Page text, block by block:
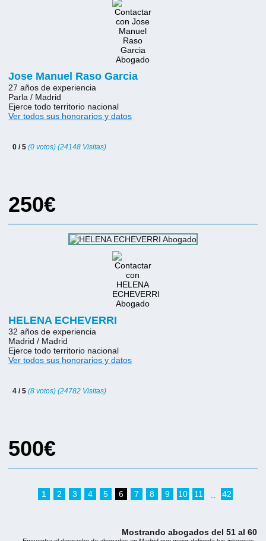
Jose Manuel Raso Garcia
27 años de experiencia
Parla / Madrid
Ejerce todo territorio nacional
Ver todos sus honorarios y datos
0 / 5(0 votos) (24148 Visitas)
250€
HELENA ECHEVERRI
32 años de experiencia
Madrid / Madrid
Ejerce todo territorio nacional
Ver todos sus honorarios y datos
4 / 5(8 votos) (24782 Visitas)
500€
1 2 3 4 5 6 7 8 9 10 11 42
Mostrando abogados del 51 al 60